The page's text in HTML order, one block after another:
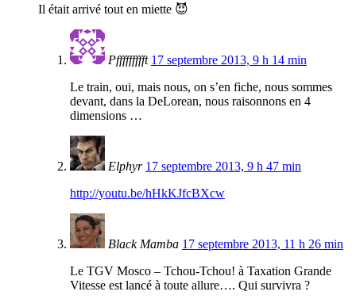
Il était arrivé tout en miette 😈
Pffffffffft 17 septembre 2013, 9 h 14 min
Le train, oui, mais nous, on s’en fiche, nous sommes
devant, dans la DeLorean, nous raisonnons en 4
dimensions …
Elphyr 17 septembre 2013, 9 h 47 min
http://youtu.be/hHkKJfcBXcw
Black Mamba 17 septembre 2013, 11 h 26 min
Le TGV Mosco – Tchou-Tchou! à Taxation Grande
Vitesse est lancé à toute allure…. Qui survivra ?